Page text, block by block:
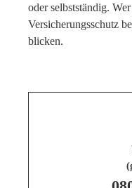
oder selbstständig.
Versicherungsschutz
blicken.